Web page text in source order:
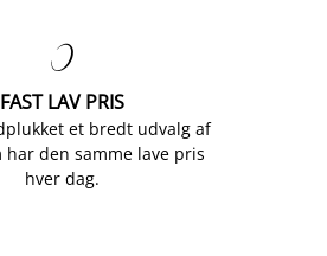

FAST LAV PRIS
et bredt udvalg af
har den samme lave pris
hver dag.